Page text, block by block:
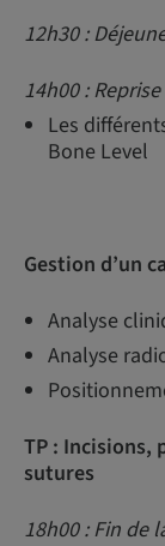
12h30 :
14h00 :
Les
Bone Level
Gestion d’un
Analyse
Analyse
TP : Incisions,
sutures
18h00 : Fin de